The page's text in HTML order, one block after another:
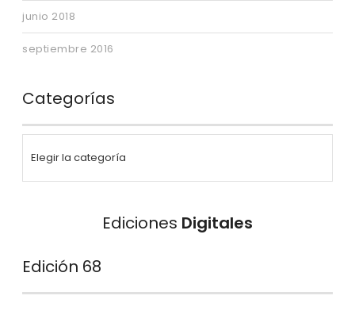
junio 2018
septiembre 2016
Categorías
Ediciones Digitales
Edición 68